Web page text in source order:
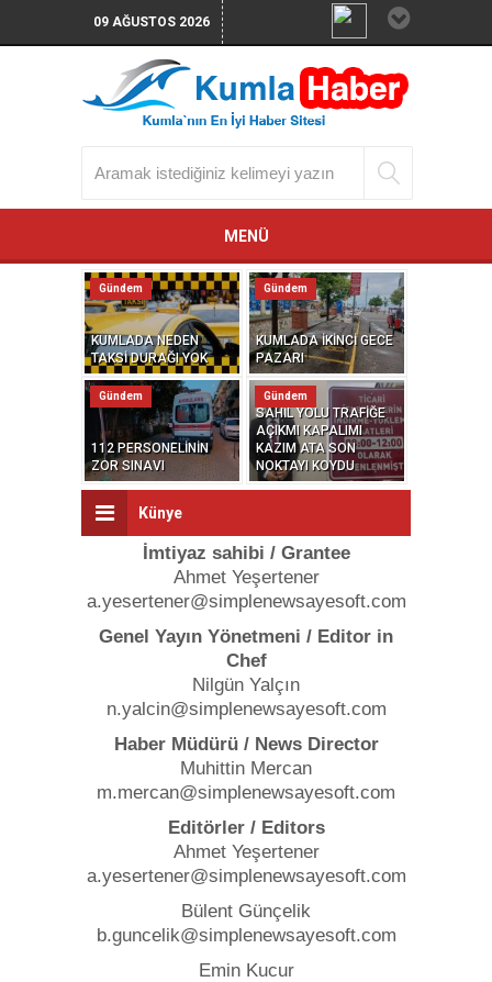
09 AĞUSTOS 2026
MENÜ
KUMLADA NEDEN
TAKSİ DURAĞI YOK
Gündem
KUMLADA İKİNCİ GECE
PAZARI
Gündem
112 PERSONELİNİN
ZOR SINAVI
Gündem
SAHİL YOLU TRAFİĞE
AÇIKMI KAPALIMI
KAZIM ATA SON
NOKTAYI KOYDU
Gündem
Künye
İmtiyaz sahibi / Grantee
Ahmet Yeşertener
a.yesertener@simplenewsayesoft.com
Genel Yayın Yönetmeni / Editor in
Chef
Nilgün Yalçın
n.yalcin@simplenewsayesoft.com
Haber Müdürü / News Director
Muhittin Mercan
m.mercan@simplenewsayesoft.com
Editörler / Editors
Ahmet Yeşertener
a.yesertener@simplenewsayesoft.com
Bülent Günçelik
b.guncelik@simplenewsayesoft.com
Emin Kucur